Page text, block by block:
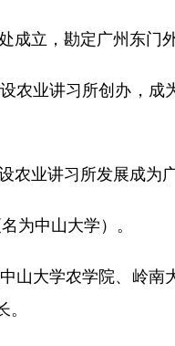
成立，勘定广州东门
农业讲习所创办，
农业讲习所发展成为
为中山大学）。
山大学农学院、岭